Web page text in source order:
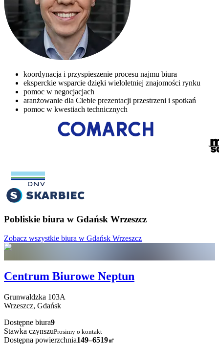
koordynacja i przyspieszenie procesu najmu biura
eksperckie wsparcie dzięki wieloletniej znajomości rynku
pomoc w negocjacjach
aranżowanie dla Ciebie prezentacji przestrzeni i spotkań
pomoc w kwestiach technicznych
Pobliskie biura w Gdańsk Wrzeszcz
Zobacz wszystkie biura w Gdańsk Wrzeszcz
Centrum Biurowe Neptun
Grunwaldzka 103A
Wrzeszcz, Gdańsk
Dostępne biura9
Stawka czynszuProsimy o kontakt
Dostępna powierzchnia149–6519㎡